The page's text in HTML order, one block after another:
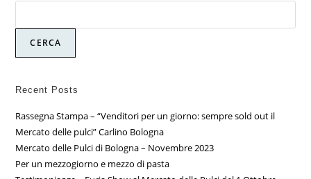
CERCA
Recent Posts
Rassegna Stampa – “Venditori per un giorno: sempre sold out il
Mercato delle pulci” Carlino Bologna
Mercato delle Pulci di Bologna – Novembre 2023
Per un mezzogiorno e mezzo di pasta